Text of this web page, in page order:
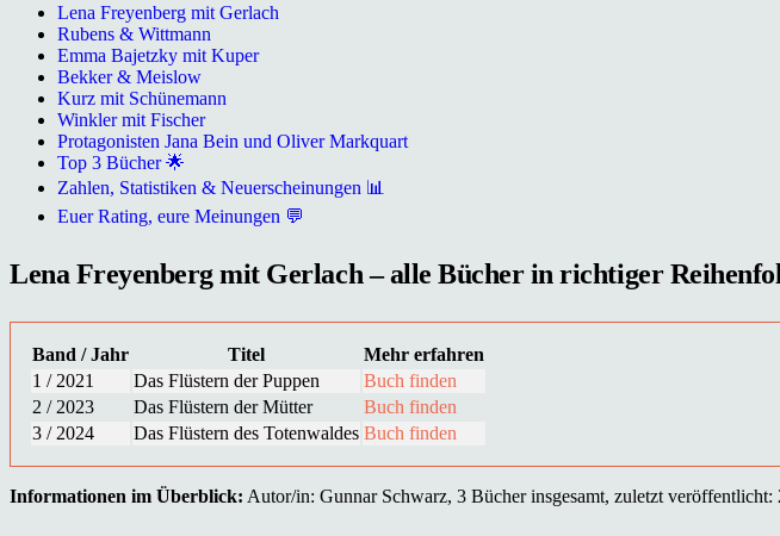
Lena Freyenberg mit Gerlach
Rubens & Wittmann
Emma Bajetzky mit Kuper
Bekker & Meislow
Kurz mit Schünemann
Winkler mit Fischer
Protagonisten Jana Bein und Oliver Markquart
Top 3 Bücher 🌟
Zahlen, Statistiken & Neuerscheinungen 📊
Euer Rating, eure Meinungen 💬
Lena Freyenberg mit Gerlach – alle Bücher in richtiger
Band / Jahr Titel
Mehr erfahren
1 / 2021
Das Flüstern der Puppen
Buch finden
2 / 2023
Das Flüstern der Mütter
Buch finden
3 / 2024
Das Flüstern des Totenwaldes Buch finden
Informationen im Überblick: Autor/in: Gunnar Schwarz, 3 Bücher insgesamt, zuletzt veröffentlicht: